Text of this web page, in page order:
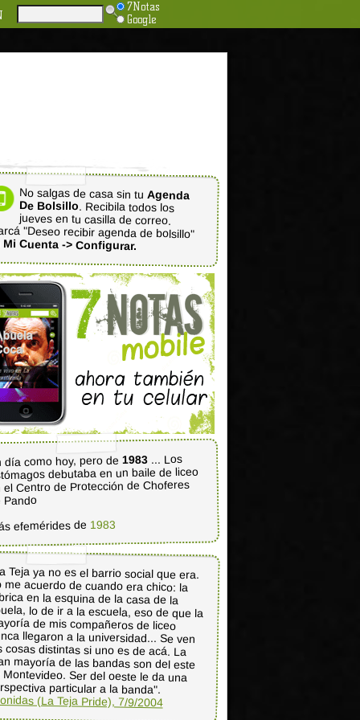
7Notas
Google
No salgas de casa sin tu Agenda
De Bolsillo. Recibila todos los
jueves en tu casilla de correo.
"Deseo recibir agenda de bolsillo"
Mi Cuenta -> Configurar.
día como hoy, pero de1983 ... Los
debutaba en un baile de liceo
el Centro de Protección de Choferes
Pando
efemérides de 1983
Teja ya no es el barrio social que era.
me acuerdo de cuando era chico: la
en la esquina de la casa de la
lo de ir a la escuela, eso de que la
de mis compañeros de liceo
llegaron a la universidad... Se ven
cosas distintas si uno es de acá. La
mayoría de las bandas son del este
Montevideo. Ser del oeste le da una
particular a la banda".
(La Teja Pride), 7/9/2004